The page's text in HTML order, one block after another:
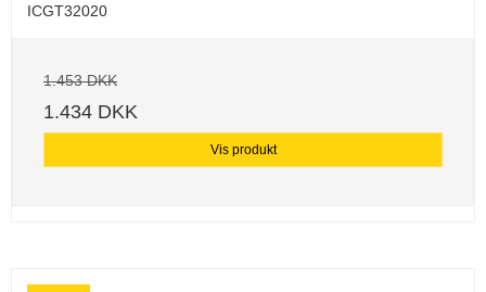
ICGT32020
1.453 DKK
1.434 DKK
Vis produkt